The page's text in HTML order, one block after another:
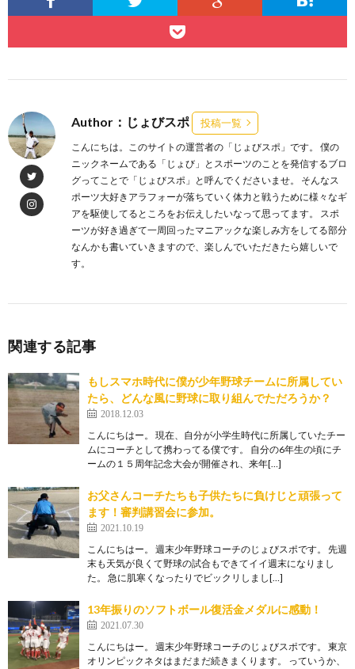
Author：じょびスポ 投稿一覧
こんにちは。このサイトの運営者の「じょびスポ」です。 僕の
ニックネームである「じょび」とスポーツのことを発信するブロ
グってことで「じょびスポ」と呼んでくださいませ。 そんなス
ポーツ大好きアラフォーが落ちていく体力と戦うために様々なギ
アを駆使してるところをお伝えしたいなって思ってます。 スポ
ーツが好き過ぎて一周回ったマニアックな楽しみ方をしてる部分
なんかも書いていきますので、楽しんでいただきたら嬉しいで
す。
関連する記事
もしスマホ時代に僕が少年野球チームに所属してい
たら、どんな風に野球に取り組んでただろうか？
2018.12.03
こんにちはー。 現在、自分が小学生時代に所属していたチー
ムにコーチとして携わってる僕です。 自分の6年生の頃にチ
ームの１５周年記念大会が開催され、来年[…]
お父さんコーチたちも子供たちに負けじと頑張って
ます！審判講習会に参加。
2021.10.19
こんにちはー。 週末少年野球コーチのじょびスポです。 先週
末も天気が良くて野球の試合もできてイイ週末になりまし
た。 急に肌寒くなったりでビックリしまし[…]
13年振りのソフトボール復活金メダルに感動！
2021.07.30
こんにちはー。 週末少年野球コーチのじょびスポです。 東京
オリンピックネタはまだまだ続きまくります。 っていうか、